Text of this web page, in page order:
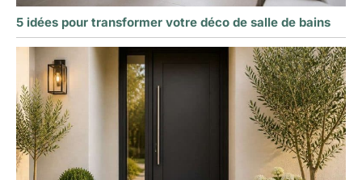
5 idées pour transformer votre déco de salle de bains